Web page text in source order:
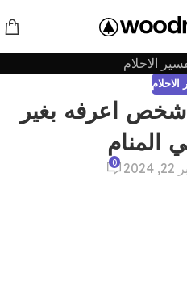
الاحلام
اعرفه بغير
المنام
0